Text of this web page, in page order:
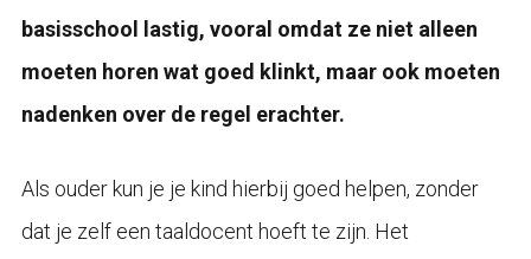
basisschool lastig, vooral omdat ze niet alleen
moeten horen wat goed klinkt, maar ook moeten
nadenken over de regel erachter.
Als ouder kun je je kind hierbij goed helpen, zonder
dat je zelf een taaldocent hoeft te zijn. Het